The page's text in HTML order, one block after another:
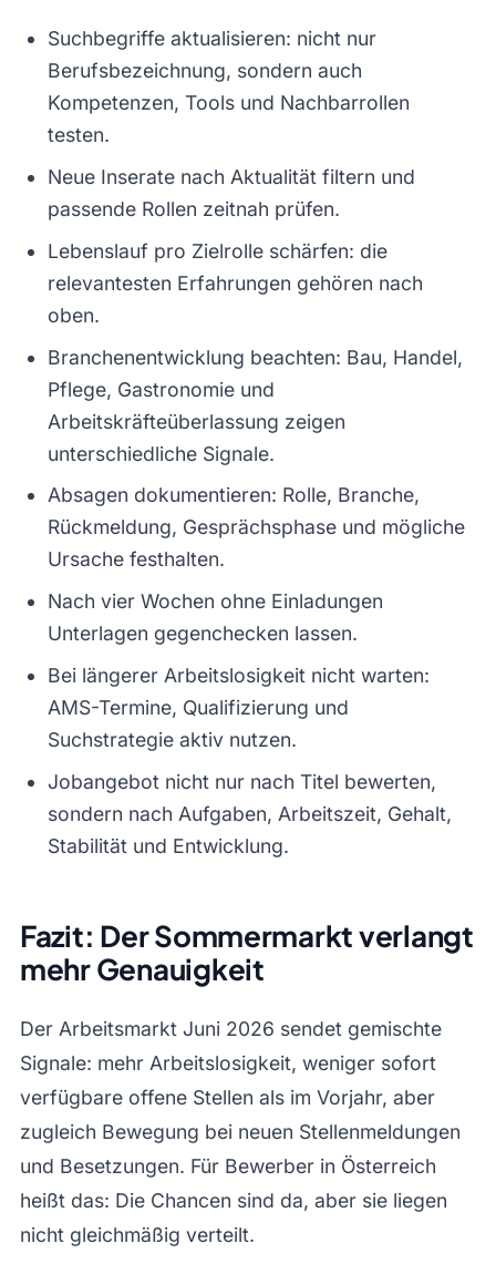
Suchbegriffe aktualisieren: nicht nur
Berufsbezeichnung, sondern auch
Kompetenzen, Tools und Nachbarrollen
testen.
Neue Inserate nach Aktualität filtern und
passende Rollen zeitnah prüfen.
Lebenslauf pro Zielrolle schärfen: die
relevantesten Erfahrungen gehören nach
oben.
Branchenentwicklung beachten: Bau, Handel,
Pflege, Gastronomie und
Arbeitskräfteüberlassung zeigen
unterschiedliche Signale.
Absagen dokumentieren: Rolle, Branche,
Rückmeldung, Gesprächsphase und mögliche
Ursache festhalten.
Nach vier Wochen ohne Einladungen
Unterlagen gegenchecken lassen.
Bei längerer Arbeitslosigkeit nicht warten:
AMS-Termine, Qualifizierung und
Suchstrategie aktiv nutzen.
Jobangebot nicht nur nach Titel bewerten,
sondern nach Aufgaben, Arbeitszeit, Gehalt,
Stabilität und Entwicklung.
Fazit: Der Sommermarkt verlangt
mehr Genauigkeit
Der Arbeitsmarkt Juni 2026 sendet gemischte
Signale: mehr Arbeitslosigkeit, weniger sofort
verfügbare offene Stellen als im Vorjahr, aber
zugleich Bewegung bei neuen Stellenmeldungen
und Besetzungen. Für Bewerber in Österreich
heißt das: Die Chancen sind da, aber sie liegen
nicht gleichmäßig verteilt.